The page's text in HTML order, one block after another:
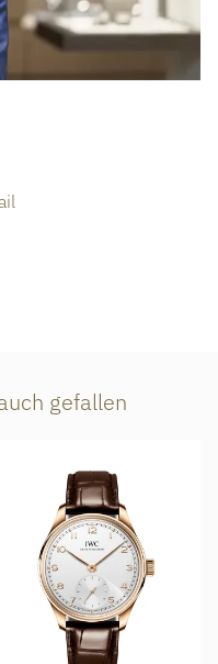
gefallen